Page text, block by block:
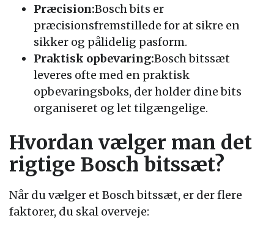
Præcision:Bosch bits er
præcisionsfremstillede for at sikre en
sikker og pålidelig pasform.
Praktisk opbevaring:Bosch bitssæt
leveres ofte med en praktisk
opbevaringsboks, der holder dine bits
organiseret og let tilgængelige.
Hvordan vælger man det
rigtige Bosch bitssæt?
Når du vælger et Bosch bitssæt, er der flere
faktorer, du skal overveje: